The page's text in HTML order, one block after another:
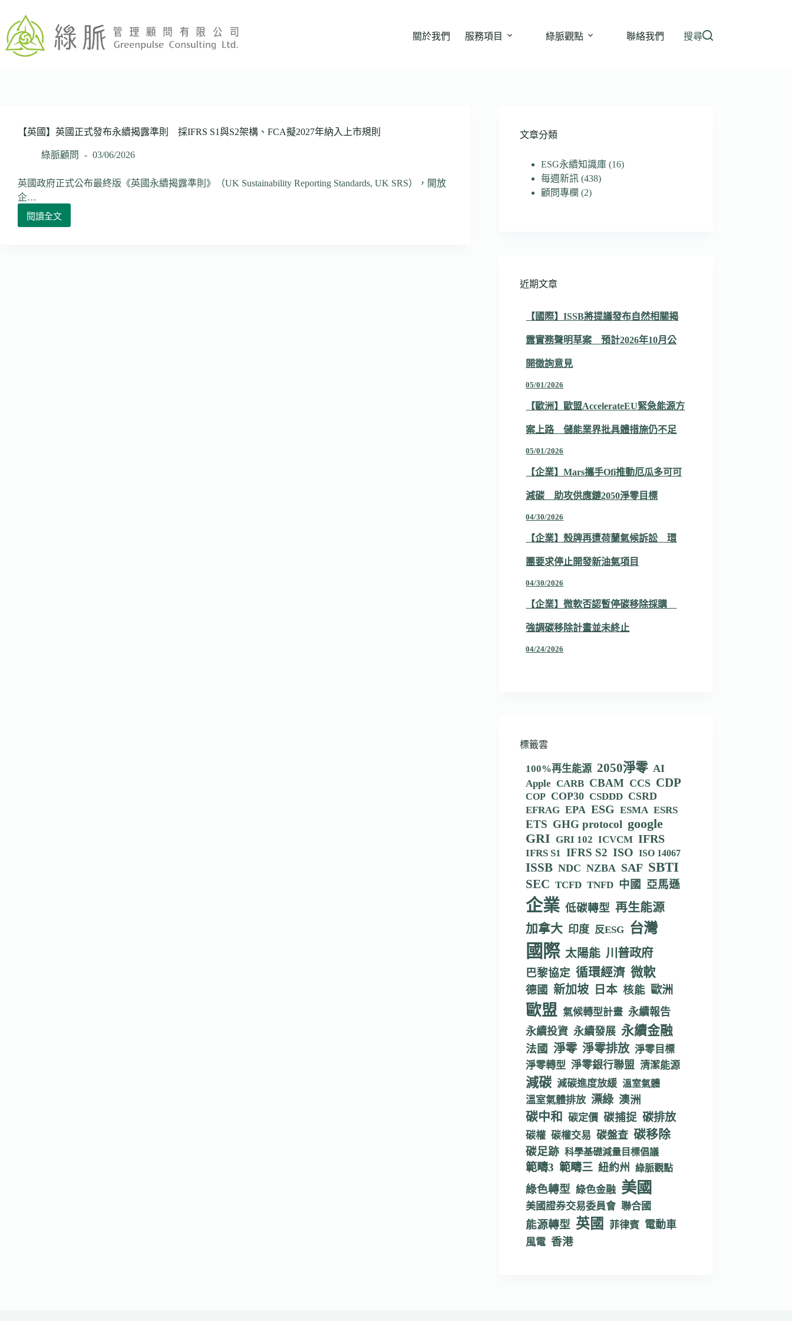
主
要
關於我們 服務項目 綠脈觀點 聯絡我們 搜尋
【英國】英國正式發布永續揭露準則 採IFRS S1與S2架構、FCA擬2027年納入上市規則
綠脈顧問 03/06/2026
英國政府正式公布最終版《英國永續揭露準則》（UK Sustainability Reporting Standards, UK SRS），開放
企…
閱讀全文
【英
文章分類
ESG永續知識庫(16)
每週新訊(438)
顧問專欄 (2)
近期文章
【國際】ISSB將提議發布自然相關揭
露實務聲明草案 預計2026年10月公
開徵詢意見
05/01/2026
【歐洲】歐盟AccelerateEU緊急能源方
案上路 儲能業界批具體措施仍不足
05/01/2026
【企業】Mars攜手Ofi推動厄瓜多可可
減碳 助攻供應鏈2050淨零目標
04/30/2026
【企業】殼牌再遭荷蘭氣候訴訟 環
團要求停止開發新油氣項目
04/30/2026
【企業】微軟否認暫停碳移除採購
強調碳移除計畫並未終止
04/24/2026
標籤雲
100%再生能源 2050淨零 AI
Apple CARB CBAM CCS CDP
COP COP30 CSDDD CSRD
EFRAG EPA ESG ESMA ESRS
ETS GHG protocol google
GRI GRI 102 ICVCM IFRS
IFRS S1 IFRS S2 ISO ISO 14067
ISSB NDC NZBA SAF SBTI
SEC TCFD TNFD 中國 亞馬遜
企業 低碳轉型 再生能源
加拿大 印度 反ESG 台灣
國際 太陽能 川普政府
巴黎協定 循環經濟 微軟
德國 新加坡 日本 核能 歐洲
歐盟 氣候轉型計畫 永續報告
永續投資 永續發展 永續金融
法國 淨零 淨零排放 淨零目標
淨零轉型 淨零銀行聯盟 清潔能源
減碳 減碳進度放緩 溫室氣體
溫室氣體排放 漂綠 澳洲
碳中和 碳定價 碳捕捉 碳排放
碳權 碳權交易 碳盤查 碳移除
碳足跡 科學基礎減量目標倡議
範疇3 範疇三 紐約州 綠脈觀點
綠色轉型 綠色金融 美國
美國證券交易委員會 聯合國
能源轉型 英國 菲律賓 電動車
風電 香港